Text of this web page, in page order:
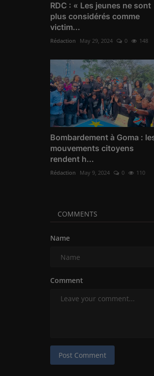
RDC : « Les jeunes ne sont
plus considérés comme
victim...
Rédaction May 29, 2024 0 148
Bombardement à Goma :
mouvements citoyens
rendent h...
Rédaction May 9, 2024 0 110
COMMENTS
Name
Comment
Post Comment